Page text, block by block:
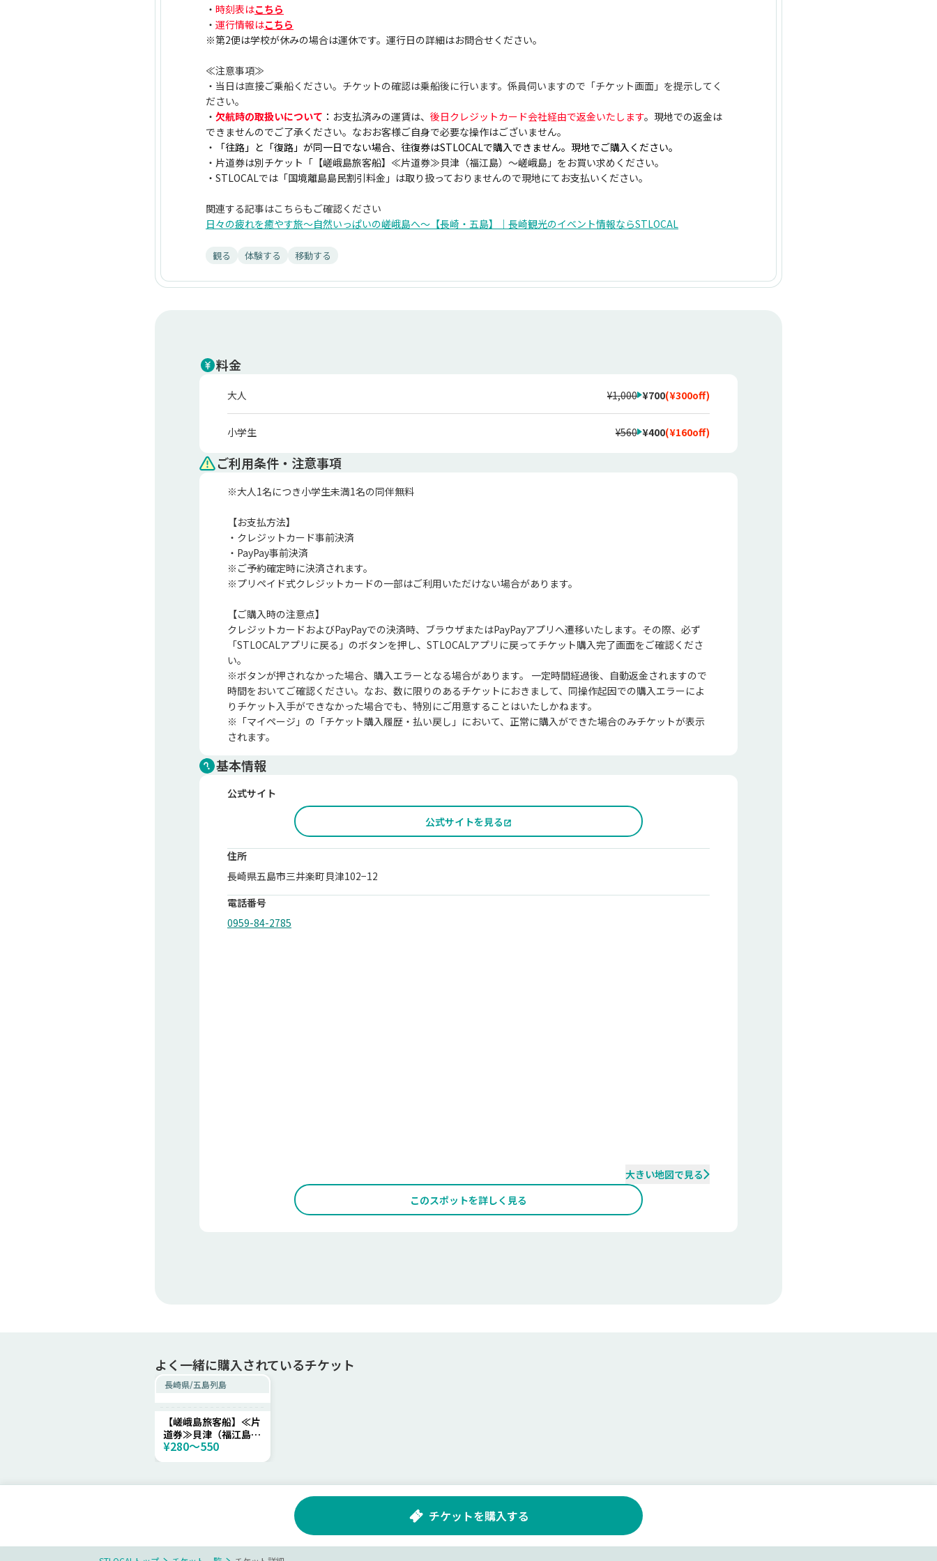
・ 時刻表はこちら
・ 運行情報はこちら
※第2便は学校が休みの場合は運休です。運行日の詳細はお問合せください。
≪注意事項≫
・当日は直接ご乗船ください。チケットの確認は乗船後に行います。係員伺いますので「チケット画面」を提示してく
ださい。
・ 欠航時の取扱いについて ： お支払済みの運賃は、 後日クレジットカード会社経由で返金いたします。現地での返金は
できませんのでご了承ください。なおお客様ご自身で必要な操作はございません。
・
「往路」と「復路」が同一日でない場合、往復券はSTLOCALで購入できません。現地でご購入ください。
・片道券は別チケット「【嵯峨島旅客船】≪片道券≫貝津（福江島）～嵯峨島」をお買い求めください。
・STLOCALでは「国境離島島民割引料金」は取り扱っておりませんので現地にてお支払いください。
関連する記事はこちらもご確認ください
日々の疲れを癒やす旅〜自然いっぱいの嵯峨島へ〜【長崎・五島】｜長崎観光のイベント情報ならSTLOCAL
観る 体験する 移動する
料金
大人 ¥1,000 ¥700(¥300off)
小学生 ¥560 ¥400(¥160off)
ご利用条件・注意事項
※大人1名につき小学生未満1名の同伴無料
【お支払方法】
・クレジットカード事前決済
・PayPay事前決済
※ご予約確定時に決済されます。
※プリペイド式クレジットカードの一部はご利用いただけない場合があります。
【ご購入時の注意点】
クレジットカードおよびPayPayでの決済時、ブラウザまたはPayPayアプリへ遷移いたします。その際、必ず
「STLOCALアプリに戻る」のボタンを押し、STLOCALアプリに戻ってチケット購入完了画面をご確認くださ
い。
※ボタンが押されなかった場合、購入エラーとなる場合があります。 一定時間経過後、自動返金されますので
時間をおいてご確認ください。なお、数に限りのあるチケットにおきまして、同操作起因での購入エラーによ
りチケット入手ができなかった場合でも、特別にご用意することはいたしかねます。
※「マイページ」の「チケット購入履歴・払い戻し」において、正常に購入ができた場合のみチケットが表示
されます。
基本情報
公式サイト
公式サイトを見る
住所
長崎県五島市三井楽町貝津102−12
電話番号
0959-84-2785
大きい地図で見る
このスポットを詳しく見る
よく一緒に購入されているチケット
長崎県/五島列島
【嵯峨島旅客船】≪片
道券≫貝津（福江島）
～嵯峨島
¥280〜550
チケットを購入する